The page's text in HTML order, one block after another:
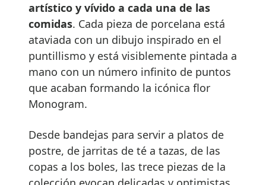
artístico y vívido a cada una de las
comidas. Cada pieza de porcelana está
ataviada con un dibujo inspirado en el
puntillismo y está visiblemente pintada a
mano con un número infinito de puntos
que acaban formando la icónica flor
Monogram.
Desde bandejas para servir a platos de
postre, de jarritas de té a tazas, de las
copas a los boles, las trece piezas de la